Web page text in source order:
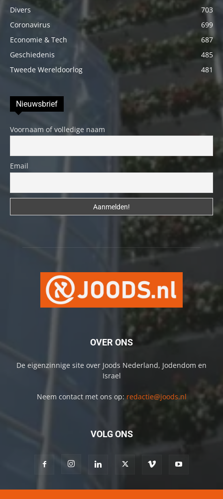
Divers
703
Coronavirus
699
Economie & Tech
687
Geschiedenis
485
Tweede Wereldoorlog
481
Nieuwsbrief
Voornaam of volledige naam
Email
OVER ONS
De eigenzinnige site over Joods Nederland, Jodendom en
Israel
Neem contact met ons op: redactie@joods.nl
VOLG ONS